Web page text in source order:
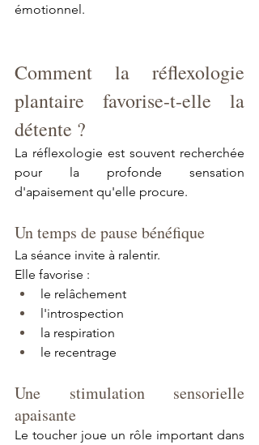
émotionnel.
Comment la réflexologie
plantaire favorise-t-elle la
détente ?
La réflexologie est souvent recherchée
pour la profonde sensation
d'apaisement qu'elle procure.
Un temps de pause bénéfique
La séance invite à ralentir.
Elle favorise :
le relâchement
l'introspection
la respiration
le recentrage
Une stimulation sensorielle
apaisante
Le toucher joue un rôle important dans